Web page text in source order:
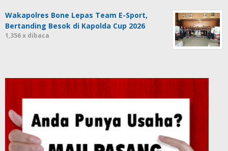
Wakapolres Bone Lepas Team E-Sport,
Bertanding Besok di Kapolda Cup 2026
1,356 x dibaca